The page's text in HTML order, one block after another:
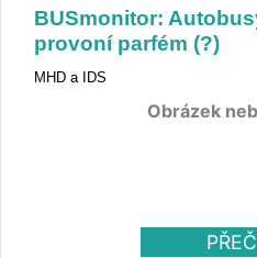
BUSmonitor:
provoní parfém (?)
MHD a IDS
Obrázek